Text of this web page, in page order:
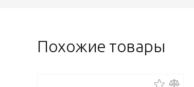
Похожие товары